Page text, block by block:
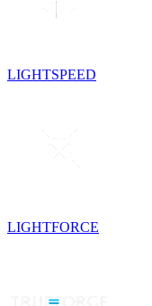
LIGHTSPEED
LIGHTFORCE